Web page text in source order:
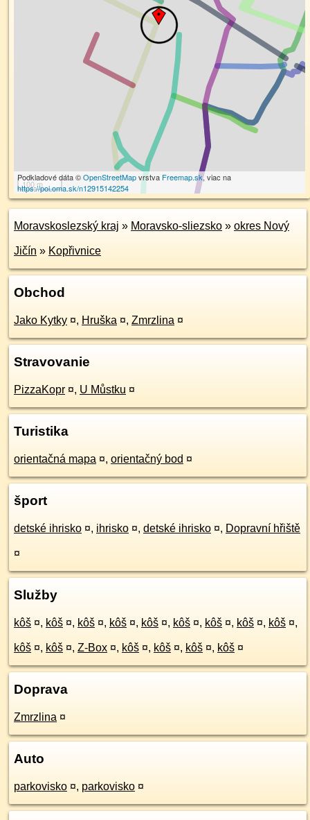
100 m
Podkladové dáta ©OpenStreetMapvrstva Freemap.sk, viac na
https://poi.oma.sk/n12915142254
Moravskoslezský kraj » Moravsko-sliezsko » okres Nový
Jičín » Kopřivnice
Obchod
Jako Kytky ¤, Hruška ¤, Zmrzlina ¤
Stravovanie
PizzaKopr ¤, U Můstku ¤
Turistika
orientačná mapa ¤, orientačný bod ¤
šport
detské ihrisko ¤, ihrisko ¤, detské ihrisko ¤, Dopravní hřiště
¤
Služby
kôš ¤, kôš ¤, kôš ¤, kôš ¤, kôš ¤, kôš ¤, kôš ¤, kôš ¤, kôš ¤,
kôš ¤, kôš ¤, Z-Box ¤, kôš ¤, kôš ¤, kôš ¤, kôš ¤
Doprava
Zmrzlina ¤
Auto
parkovisko ¤, parkovisko ¤